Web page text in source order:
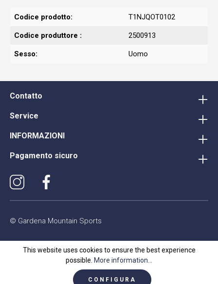
Codice prodotto: T1NJQOT0102
Codice produttore : 2500913
Sesso: Uomo
Contatto
Service
INFORMAZIONI
Pagamento sicuro
© Gardena Mountain Sports
This website uses cookies to ensure the best experience
possible. More information...
CONFIGURA